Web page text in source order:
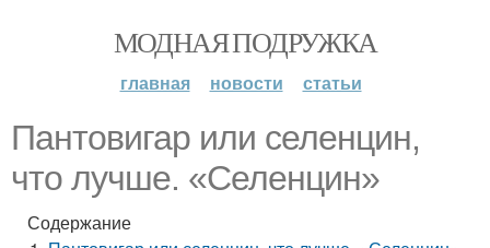
МОДНАЯ ПОДРУЖКА
главная новости статьи
Пантовигар или селенцин,
что лучше. «Селенцин»
Содержание